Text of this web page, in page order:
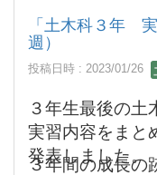
「土木科３年
週）
投稿日時 : 2023/01/26
３年生最後の土
実習内容をまと
発表しました。
３年間の成長の